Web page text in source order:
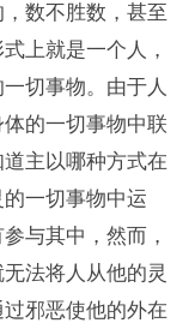
数不胜数，甚至
上就是一个人，
切事物。由于人
的一切事物中联
主以哪种方式在
一切事物中运
与其中，然而，
法将人从他的灵
邪恶使他的外在